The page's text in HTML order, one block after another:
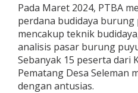
Pada Maret 2024, PTBA
perdana budidaya burung
mencakup teknik
analisis pasar burung
Sebanyak 15 peserta dari
Pematang Desa Seleman
dengan antusias.